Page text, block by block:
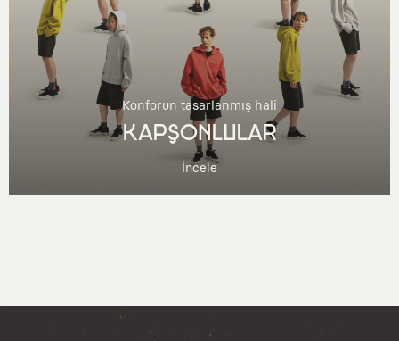
Konforun tasarlanmış hali
KAPŞONLULAR
İncele